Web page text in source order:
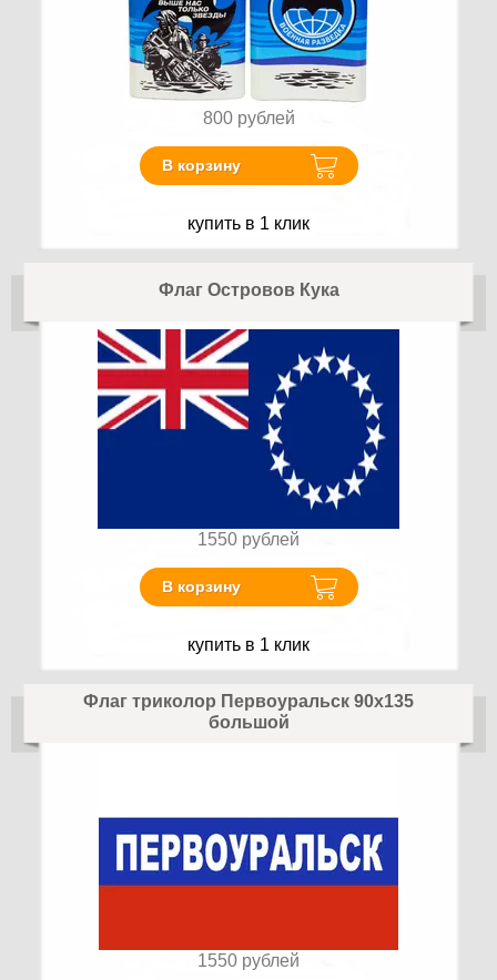
800 рублей
В корзину
купить в 1 клик
Флаг Островов Кука
1550 рублей
В корзину
купить в 1 клик
Флаг триколор Первоуральск 90х135
большой
1550 рублей